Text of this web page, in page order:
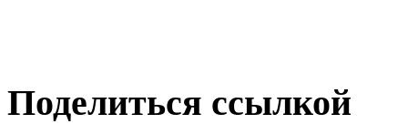
Поделиться ссылкой